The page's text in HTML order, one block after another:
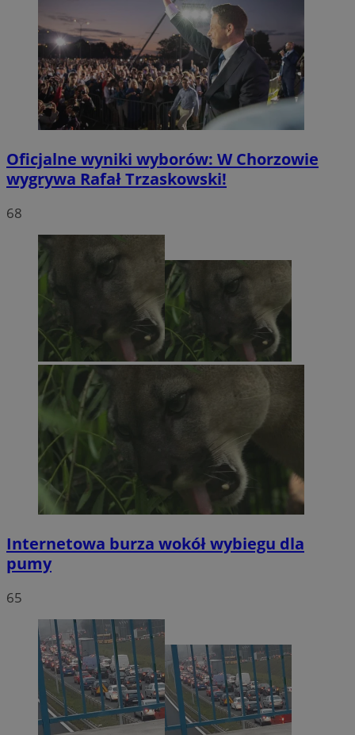
Oficjalne wyniki wyborów: W Chorzowie
wygrywa Rafał Trzaskowski!
68
Internetowa burza wokół wybiegu dla
pumy
65